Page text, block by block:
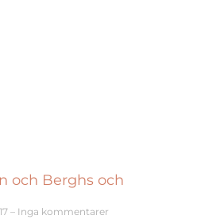
och Berghs och
Inga kommentarer